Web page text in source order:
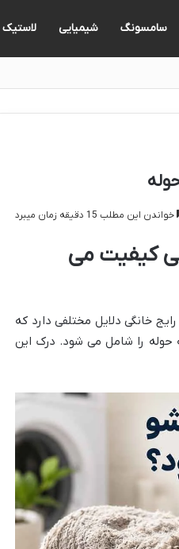
سامسونگ شیمیایی لاستیک
خواندن این مطلب 15 دقیقه زمان میبرد
کیفیت می
خانگی دلایل مختلفی دارد که
حوله را شامل می شود. درک این